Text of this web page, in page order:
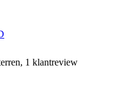
1 klantreview